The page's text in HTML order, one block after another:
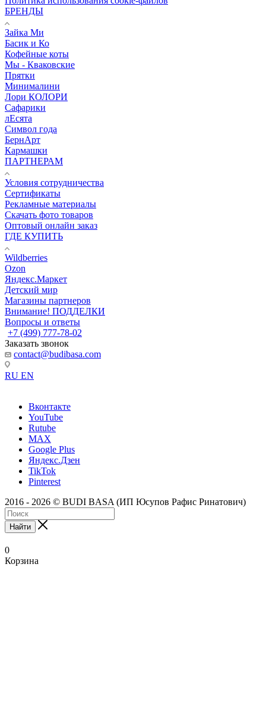
БРЕНДЫ
Зайка Ми
Басик и Ко
Кофейные коты
Мы - Кваковские
Прятки
Минималини
Лори КОЛОРИ
Сафарики
лЕсята
Символ года
БернАрт
Кармашки
ПАРТНЕРАМ
Условия сотрудничества
Сертификаты
Рекламные материалы
Скачать фото товаров
Оптовый онлайн заказ
ГДЕ КУПИТЬ
Wildberries
Ozon
Яндекс.Маркет
Детский мир
Магазины партнеров
Внимание! ПОДДЕЛКИ
Вопросы и ответы
+7 (499) 777-78-02
Заказать звонок
contact@budibasa.com
RU EN
Вконтакте
YouTube
Rutube
MAX
Google Plus
Яндекс.Дзен
TikTok
Pinterest
2016 - 2026 © BUDI BASA (ИП Юсупов Рафис Ринатович)
Найти
0
Корзина